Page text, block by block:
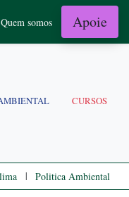
Quem somos Apoie
CURSOS
| Politica Ambiental